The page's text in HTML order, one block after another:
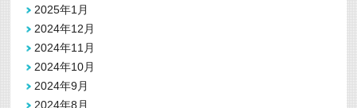
2025年1月
2024年12月
2024年11月
2024年10月
2024年9月
2024年8月